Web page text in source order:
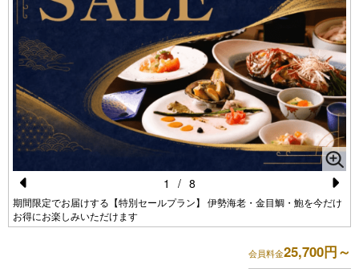
Pr
e
期間限定でお届けする【特別セールプラン】 伊勢海老・金目鯛・鮑を今だけ
お得にお楽しみいただけます
N
e
xt
1 / 8
会員料金25,700円～